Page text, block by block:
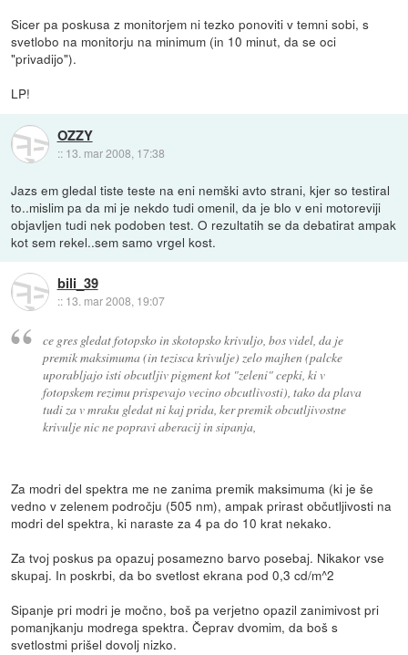
Sicer pa poskusa z monitorjem ni tezko ponoviti v temni sobi, s
svetlobo na monitorju na minimum (in 10 minut, da se oci
"privadijo").
LP!
OZZY
:: 13. mar 2008, 17:38
Jazs em gledal tiste teste na eni nemški avto strani, kjer so testiral
to..mislim pa da mi je nekdo tudi omenil, da je blo v eni motoreviji
objavljen tudi nek podoben test. O rezultatih se da debatirat ampak
kot sem rekel..sem samo vrgel kost.
bili_39
:: 13. mar 2008, 19:07
ce gres gledat fotopsko in skotopsko krivuljo, bos videl, da je
premik maksimuma (in tezisca krivulje) zelo majhen (palcke
uporabljajo isti obcutljiv pigment kot "zeleni" cepki, ki v
fotopskem rezimu prispevajo vecino obcutlivosti), tako da plava
tudi za v mraku gledat ni kaj prida, ker premik obcutljivostne
krivulje nic ne popravi aberacij in sipanja,
Za modri del spektra me ne zanima premik maksimuma (ki je še
vedno v zelenem področju (505 nm), ampak prirast občutljivosti na
modri del spektra, ki naraste za 4 pa do 10 krat nekako.
Za tvoj poskus pa opazuj posamezno barvo posebaj. Nikakor vse
skupaj. In poskrbi, da bo svetlost ekrana pod 0,3 cd/m^2
Sipanje pri modri je močno, boš pa verjetno opazil zanimivost pri
pomanjkanju modrega spektra. Čeprav dvomim, da boš s
svetlostmi prišel dovolj nizko.